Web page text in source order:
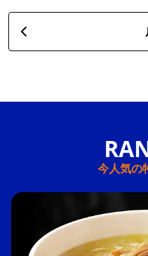
今人気の